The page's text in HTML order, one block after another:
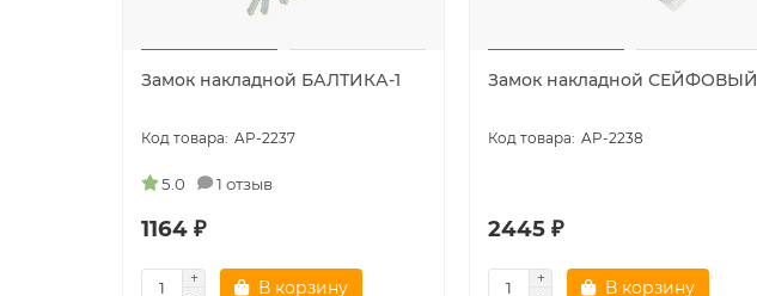
Замок накладной БАЛТИКА-1
AP-2237
5.0 1 отзыв
1164 ₽
В корзину
Замок накладной СЕЙФОВЫЙ
AP-2238
2445 ₽
В корзину